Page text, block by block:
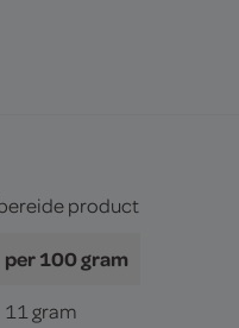
product
per 100 gram
11 gram